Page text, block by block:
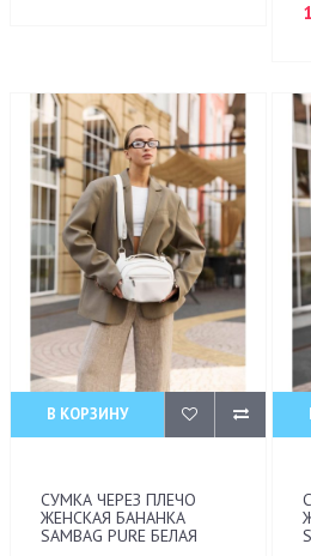
В КОРЗИНУ
СУМКА ЧЕРЕЗ ПЛЕЧО
ЖЕНСКАЯ БАНАНКА
SAMBAG PURE БЕЛАЯ